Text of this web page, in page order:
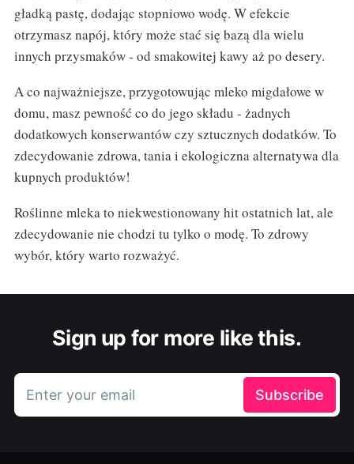
gładką pastę, dodając stopniowo wodę. W efekcie
otrzymasz napój, który może stać się bazą dla wielu
innych przysmaków - od smakowitej kawy aż po desery.
A co najważniejsze, przygotowując mleko migdałowe w
domu, masz pewność co do jego składu - żadnych
dodatkowych konserwantów czy sztucznych dodatków. To
zdecydowanie zdrowa, tania i ekologiczna alternatywa dla
kupnych produktów!
Roślinne mleka to niekwestionowany hit ostatnich lat, ale
zdecydowanie nie chodzi tu tylko o modę. To zdrowy
wybór, który warto rozważyć.
Sign up for more like this.
Enter your email Subscribe